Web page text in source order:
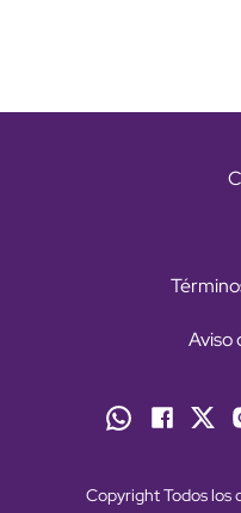
Aviso
Copyright Todos los